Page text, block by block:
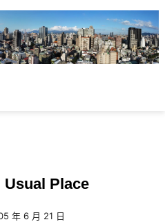
Usual Place
年 6 月 21 日